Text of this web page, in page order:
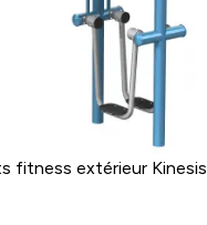
fitness extérieur Kinesis